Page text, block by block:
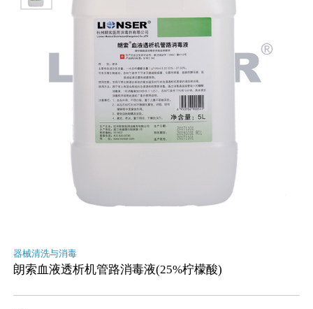
器械清洗与消毒
朗索血液透析机管路消毒液(25%柠檬酸)